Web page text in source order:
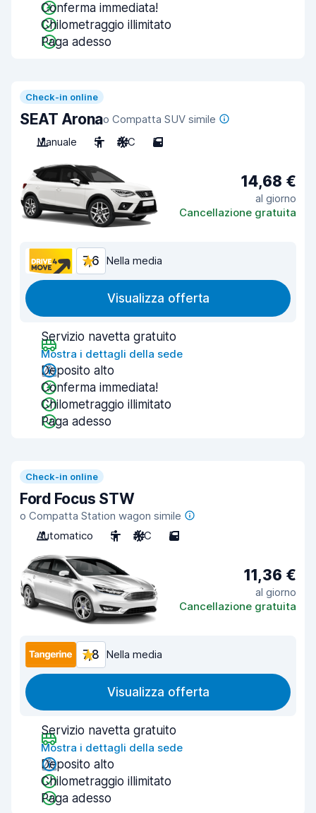
Conferma immediata!
Chilometraggio illimitato
Paga adesso
Check-in online
SEAT Aronao Compatta SUV simile
Manuale
5 A/C 5
14,68 €
al giorno
Cancellazione gratuita
7,6 Nella media
Visualizza offerta
Servizio navetta gratuito
Mostra i dettagli della sede
Deposito alto
Conferma immediata!
Chilometraggio illimitato
Paga adesso
Check-in online
Ford Focus STW
o Compatta Station wagon simile
Automatico
5 A/C 5
11,36 €
al giorno
Cancellazione gratuita
7,8 Nella media
Visualizza offerta
Servizio navetta gratuito
Mostra i dettagli della sede
Deposito alto
Chilometraggio illimitato
Paga adesso